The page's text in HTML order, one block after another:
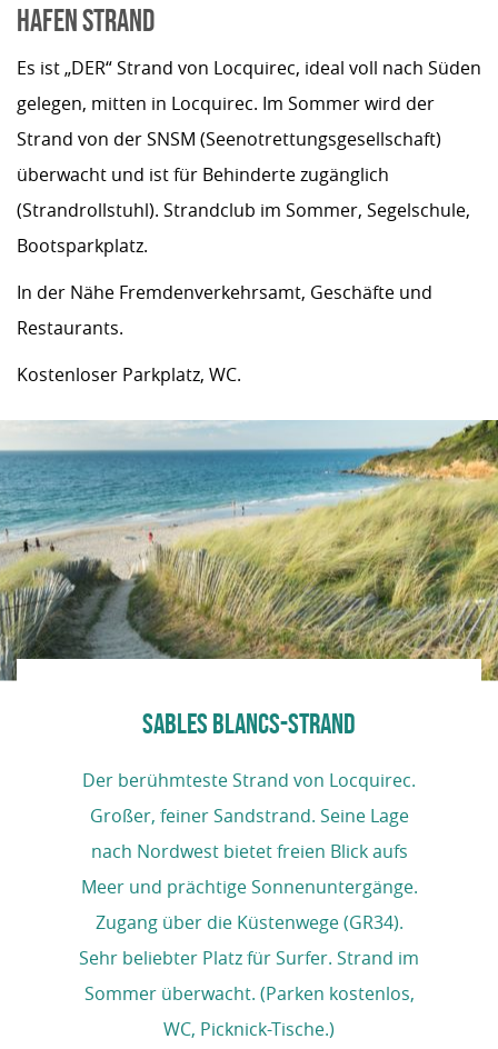
HAFEN STRAND
Es ist „DER“ Strand von Locquirec, ideal voll nach Süden
gelegen, mitten in Locquirec. Im Sommer wird der
Strand von der SNSM (Seenotrettungsgesellschaft)
überwacht und ist für Behinderte zugänglich
(Strandrollstuhl). Strandclub im Sommer, Segelschule,
Bootsparkplatz.
In der Nähe Fremdenverkehrsamt, Geschäfte und
Restaurants.
Kostenloser Parkplatz, WC.
SABLES BLANCS-STRAND
Der berühmteste Strand von Locquirec.
Großer, feiner Sandstrand. Seine Lage
nach Nordwest bietet freien Blick aufs
Meer und prächtige Sonnenuntergänge.
Zugang über die Küstenwege (GR34).
Sehr beliebter Platz für Surfer. Strand im
Sommer überwacht. (Parken kostenlos,
WC, Picknick-Tische.)